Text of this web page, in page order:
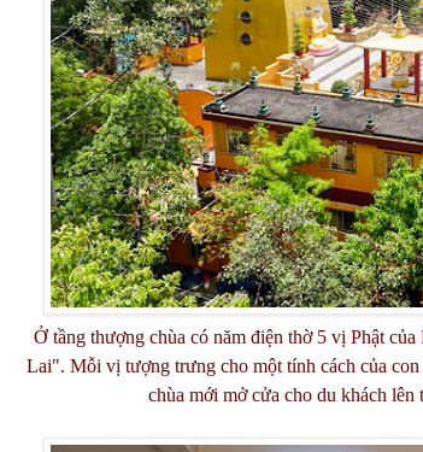
Ở tầng thượng chùa có năm điện thờ 5 vị Phật
Lai". Mỗi vị tượng trưng cho một tính cách của
chùa mới mở cửa cho du khách